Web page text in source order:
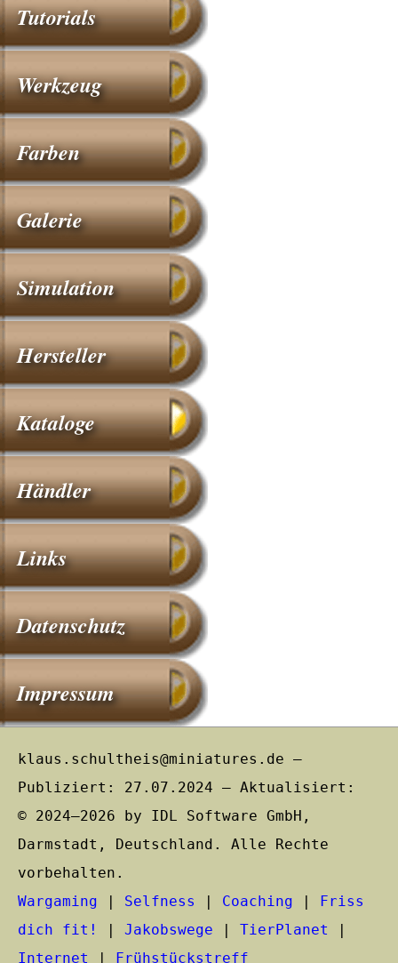
Tutorials
Werkzeug
Farben
Galerie
Simulation
Hersteller
Kataloge
Händler
Links
Datenschutz
Impressum
klaus.schultheis@miniatures.de –
Publiziert: 27.07.2024 – Aktualisiert:
© 2024–2026 by IDL Software GmbH,
Darmstadt, Deutschland. Alle Rechte
vorbehalten.
Wargaming | Selfness | Coaching | Friss
dich fit!
| Jakobswege | TierPlanet
|
Internet
| Frühstückstreff